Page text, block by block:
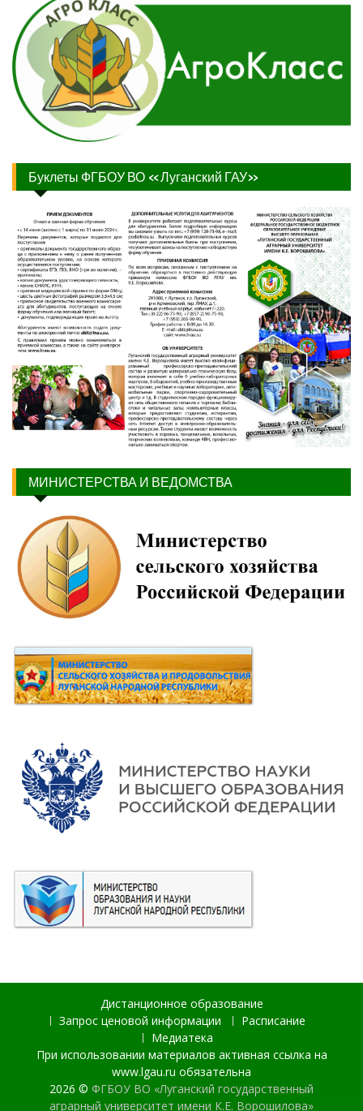
Буклеты ФГБОУ ВО «Луганский ГАУ»
МИНИСТЕРСТВА И ВЕДОМСТВА
Дистанционное образование
Запрос ценовой информации
Расписание
Медиатека
При использовании материалов активная ссылка на
www.lgau.ru обязательна
2026 © ФГБОУ ВО «Луганский государственный
аграрный университет имени К.Е. Ворошилова»